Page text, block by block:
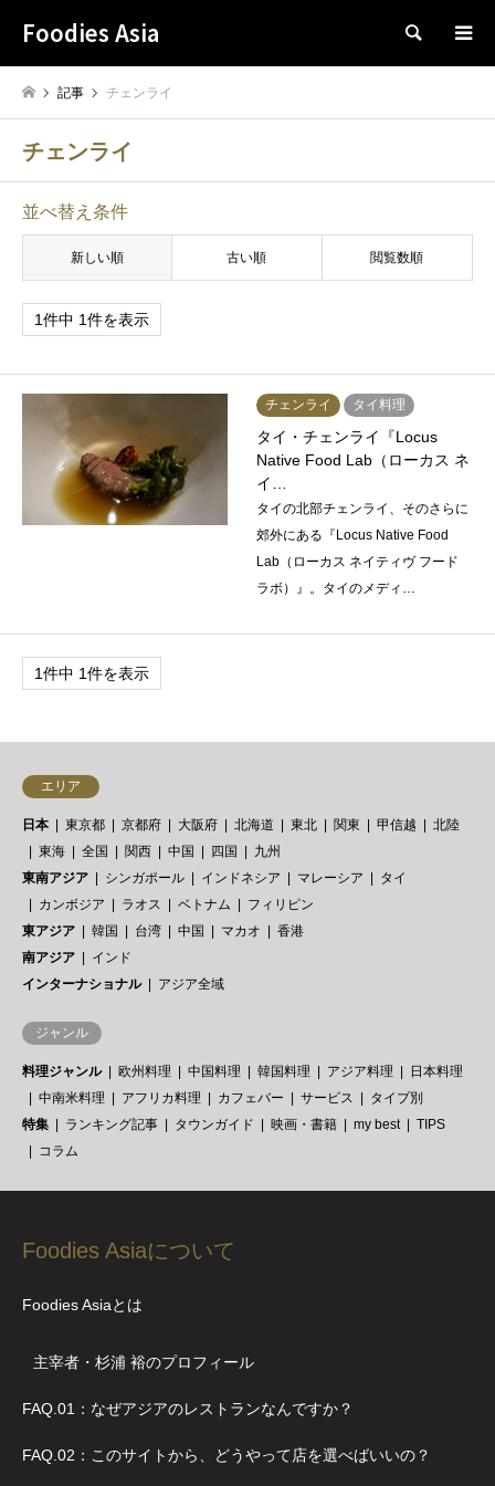
Foodies Asia 検索
記事 チェンライ
チェンライ
並べ替え条件
新しい順 古い順 閲覧数順
1件中 1件を表示
チェンライ タイ料理
タイ・チェンライ『Locus
Native Food Lab（ローカス ネ
イ…
タイの北部チェンライ、そのさらに
郊外にある『Locus Native Food
Lab（ローカス ネイティヴ フード
ラボ）』。タイのメディ…
1件中 1件を表示
エリア
日本 東京都 京都府 大阪府 北海道 東北 関東 甲信越
北陸
東海
全国 関西 中国 四国
九州
東南アジア
シンガポール インドネシア マレーシア
タイ
カンボジア
ラオス ベトナム
フィリピン
東アジア
韓国 台湾 中国 マカオ
香港
南アジア
インド
インターナショナル
アジア全域
ジャンル
料理ジャンル 欧州料理 中国料理 韓国料理 アジア料理
日本料理
中南米料理
アフリカ料理 カフェバー サービス
タイプ別
特集
ランキング記事 タウンガイド 映画・書籍 my best
TIPS
コラム
Foodies Asiaについて
Foodies Asiaとは
主宰者・杉浦 裕のプロフィール
FAQ.01：なぜアジアのレストランなんですか？
FAQ.02：このサイトから、どうやって店を選べばいいの？